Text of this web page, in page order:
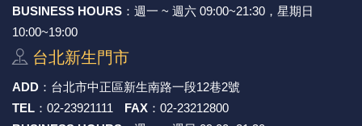
BUSINESS HOURS ：週一 ~ 週六 09:00~21:30，星期日
10:00~19:00
台北新⽣⾨市
ADD ： 台北市中正區新⽣南路⼀段12巷2號
TEL ： 02-23921111 FAX ： 02-23212800